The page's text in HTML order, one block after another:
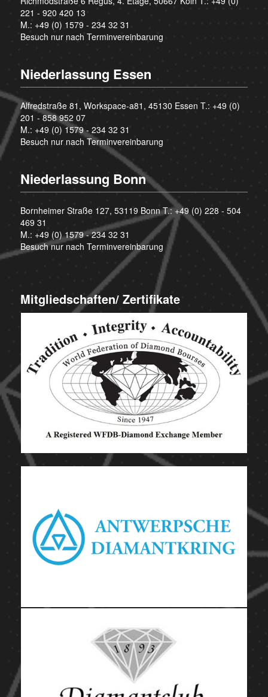
221 - 920 420 13
M.: +49 (0) 1579 - 234 32 31
Besuch nur nach Terminvereinbarung
Niederlassung Essen
Alfredstraße 81, Workspace-a81, 45130 Essen T.: +49 (0)
201 - 858 952 07
M.: +49 (0) 1579 - 234 32 31
Besuch nur nach Terminvereinbarung
Niederlassung Bonn
Bornheimer Straße 127, 53119 Bonn T.:+49 (0) 228 - 504
469 31
M.: +49 (0) 1579 - 234 32 31
Besuch nur nach Terminvereinbarung
Mitgliedschaften/ Zertifikate